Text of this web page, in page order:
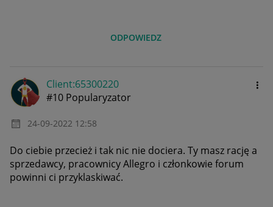
ODPOWIEDZ
Client:65300220
#10 Popularyzator
‎24-09-2022 12:58
Do ciebie przecież i tak nic nie dociera. Ty masz rację a
sprzedawcy, pracownicy Allegro i członkowie forum
powinni ci przyklaskiwać.